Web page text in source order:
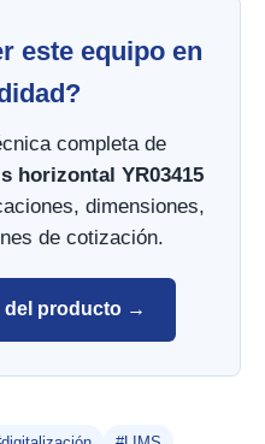
este equipo en
completa de
horizontal YR03415
dimensiones,
de cotización.
del producto →